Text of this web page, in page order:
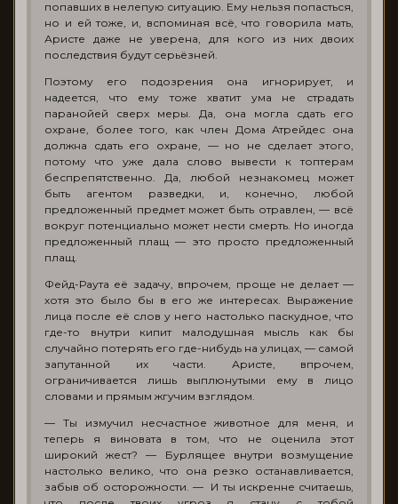
попавших в нелепую ситуацию. Ему нельзя попасться,
но и ей тоже, и, вспоминая всё, что говорила мать,
Аристе даже не уверена, для кого из них двоих
последствия будут серьёзней.
Поэтому его подозрения она игнорирует, и
надеется, что ему тоже хватит ума не страдать
паранойей сверх меры. Да, она могла сдать его
охране, более того, как член Дома Атрейдес она
должна сдать его охране, — но не сделает этого,
потому что уже дала слово вывести к топтерам
беспрепятственно. Да, любой незнакомец может
быть агентом разведки, и, конечно, любой
предложенный предмет может быть отравлен, — всё
вокруг потенциально может нести смерть. Но иногда
предложенный плащ — это просто предложенный
плащ.
Фейд-Раута её задачу, впрочем, проще не делает —
хотя это было бы в его же интересах. Выражение
лица после её слов у него настолько паскудное, что
где-то внутри кипит малодушная мысль как бы
случайно потерять его где-нибудь на улицах, — самой
запутанной их части. Аристе, впрочем,
ограничивается лишь выплюнутыми ему в лицо
словами и прямым жгучим взглядом.
— Ты измучил несчастное животное для меня, и
теперь я виновата в том, что не оценила этот
широкий жест? — Бурлящее внутри возмущение
настолько велико, что она резко останавливается,
забыв об осторожности. — И ты искренне считаешь,